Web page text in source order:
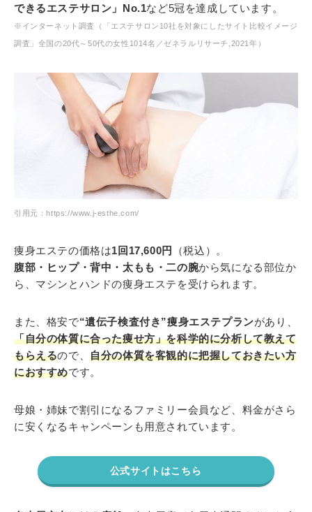
できるエステサロン」No.1など5冠を達成しています。
※インターネット調査（「エステサロン10社を対象にしたサイト比較イメージ
調査」全国の20代～50代の女性1014名／ゼネラルリサーチ,2021年）
引用元：https://www.j-esthe.com/
痩身エステの価格は1回17,600円
（税込）。
腹部・ヒップ・背中・太もも・二の腕から気になる部位か
ら、マシンとハンドの痩身エステを受けられます。
また、格安で“遺伝子検査付き”痩身エステプランがあり、
「自分の体質に合った痩せ方」を科学的に分析して教えて
もらえるので、自分の体質を客観的に把握しておきたい方
におすすめです。
母娘・姉妹で割引になるファミリー会員など、料金がさら
に安くなるキャンペーンも用意されています。
公式サイトはこちら